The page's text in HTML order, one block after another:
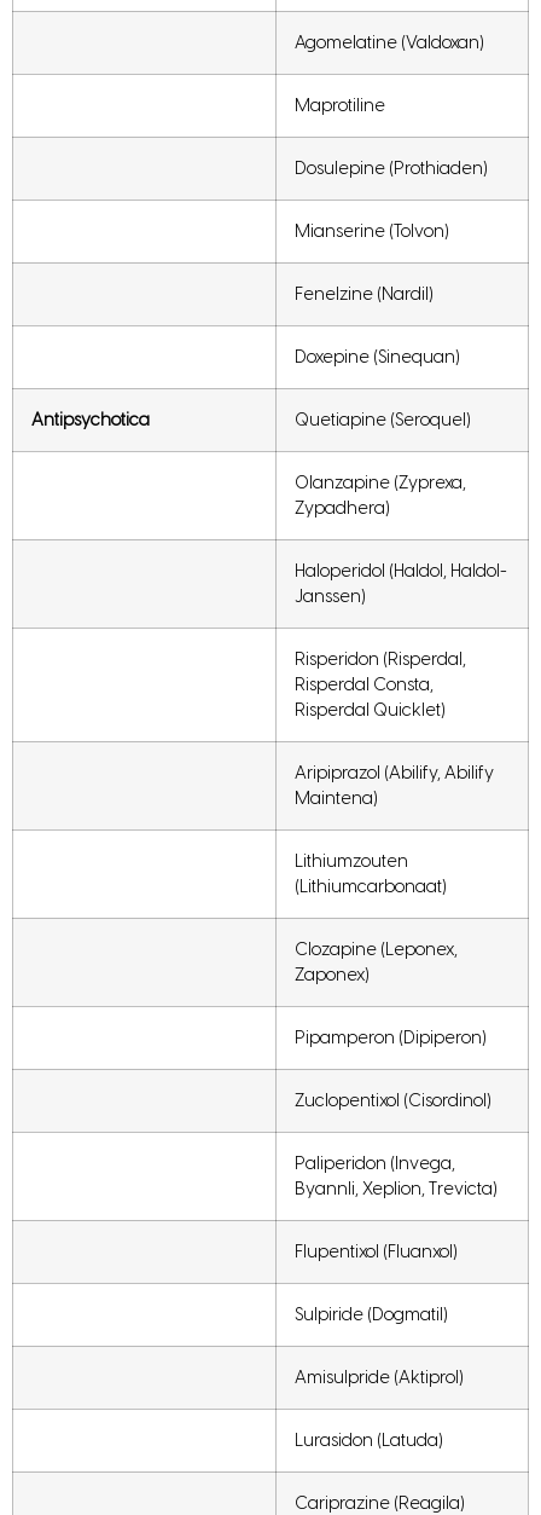
Agomelatine (Valdoxan)
Maprotiline
Dosulepine (Prothiaden)
Mianserine (Tolvon)
Fenelzine (Nardil)
Doxepine (Sinequan)
Antipsychotica Quetiapine (Seroquel)
Olanzapine (Zyprexa,
Zypadhera)
Haloperidol (Haldol, Haldol-
Janssen)
Risperidon (Risperdal,
Risperdal Consta,
Risperdal Quicklet)
Aripiprazol (Abilify, Abilify
Maintena)
Lithiumzouten
(Lithiumcarbonaat)
Clozapine (Leponex,
Zaponex)
Pipamperon (Dipiperon)
Zuclopentixol (Cisordinol)
Paliperidon (Invega,
Byannli, Xeplion, Trevicta)
Flupentixol (Fluanxol)
Sulpiride (Dogmatil)
Amisulpride (Aktiprol)
Lurasidon (Latuda)
Cariprazine (Reagila)